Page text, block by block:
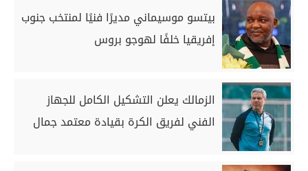
بيتسو موسيماني مديرًا فنيًا لمنتخب جنوب
إفريقيا خلفًا لهوجو بروس
الزمالك يعلن التشكيل الكامل للجهاز
الفني لفريق الكرة بقيادة معتمد جمال